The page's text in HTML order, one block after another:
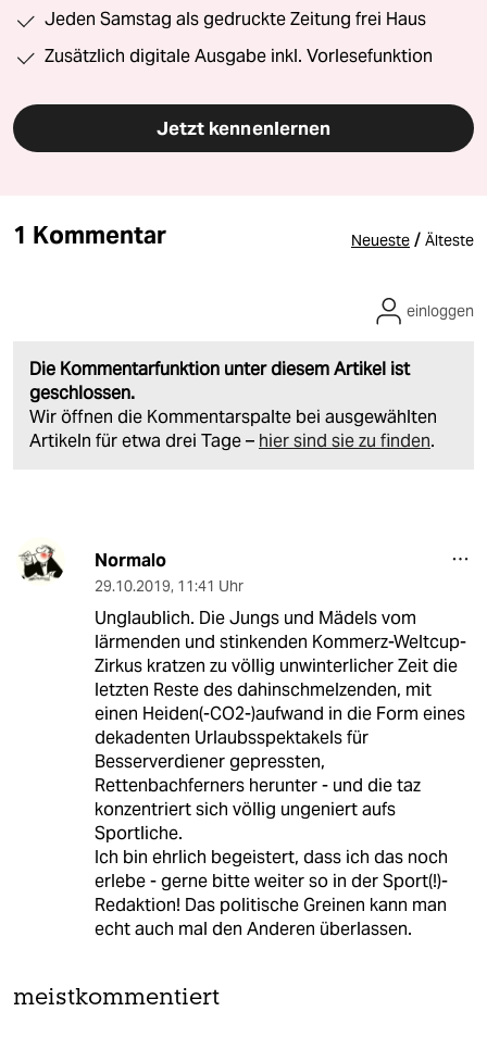
Jeden Samstag als gedruckte Zeitung frei Haus
Zusätzlich digitale Ausgabe inkl. Vorlesefunktion
Jetzt kennenlernen
1 Kommentar Neueste / Älteste
Die Kommentarfunktion unter diesem Artikel ist
geschlossen.
Wir öffnen die Kommentarspalte bei ausgewählten
Artikeln für etwa drei Tage – hier sind sie zu finden.
einloggen
Normalo
29.10.2019, 11:41 Uhr
Unglaublich. Die Jungs und Mädels vom
lärmenden und stinkenden Kommerz-Weltcup-
Zirkus kratzen zu völlig unwinterlicher Zeit die
letzten Reste des dahinschmelzenden, mit
einen Heiden(-CO2-)aufwand in die Form eines
dekadenten Urlaubsspektakels für
Besserverdiener gepressten,
Rettenbachferners herunter - und die taz
konzentriert sich völlig ungeniert aufs
Sportliche.
Ich bin ehrlich begeistert, dass ich das noch
erlebe - gerne bitte weiter so in der Sport(!)-
Redaktion! Das politische Greinen kann man
echt auch mal den Anderen überlassen.
meistkommentiert